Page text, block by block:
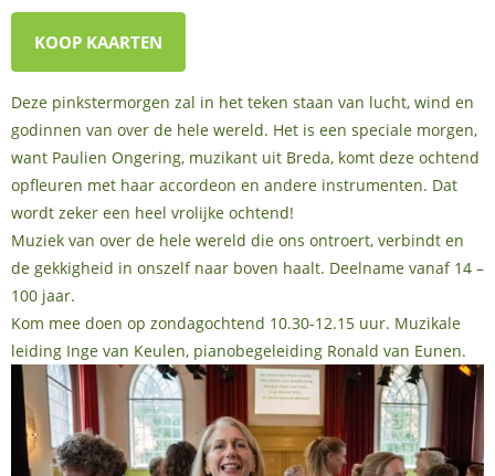
KOOP KAARTEN
Deze pinkstermorgen zal in het teken staan van lucht, wind en
godinnen van over de hele wereld. Het is een speciale morgen,
want Paulien Ongering, muzikant uit Breda, komt deze ochtend
opfleuren met haar accordeon en andere instrumenten. Dat
wordt zeker een heel vrolijke ochtend!
Muziek van over de hele wereld die ons ontroert, verbindt en
de gekkigheid in onszelf naar boven haalt. Deelname vanaf 14 –
100 jaar.
Kom mee doen op zondagochtend 10.30-12.15 uur. Muzikale
leiding Inge van Keulen, pianobegeleiding Ronald van Eunen.